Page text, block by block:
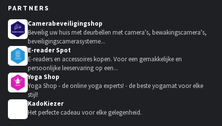
PARTNERS
Camerabeveiligingshop
Beveilig uw huis met deurbellen met camera's, bewakingscamera's,
beveiligingscamerasysteme...
E-reader Spot
E-readers en accessoires kopen. Voor een gemakkelijke en
persoonlijke leeservaring op een...
Yoga Shop
Yoga Shop - de online yoga experts! - de beste yogamat voor elke
stijl!
KadoKiezer
Het perfecte cadeau voor elke gelegenheid.